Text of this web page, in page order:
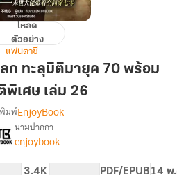
โหลด
ตัวอย่าง
แฟนตาซี
ก ทะลุมิติมายุค 70 พร้อม
พิเศษ เล่ม 26
เรื่อง [จบ]
แพทย์
สาว
มพ์EnjoyBook
นามปากกา
enjoybook
3.4K PDF/EPUB14 พ